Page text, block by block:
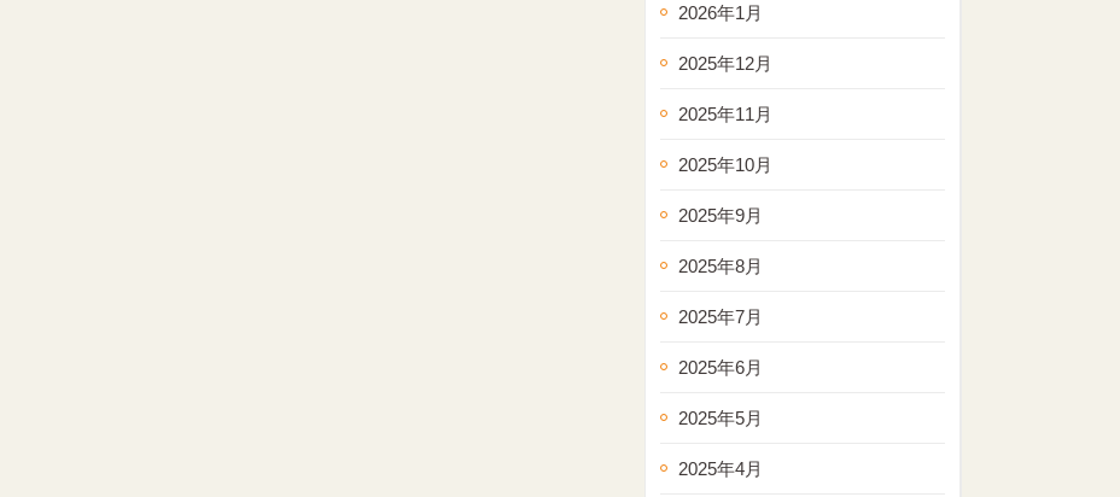
2026年1月
2025年12月
2025年11月
2025年10月
2025年9月
2025年8月
2025年7月
2025年6月
2025年5月
2025年4月